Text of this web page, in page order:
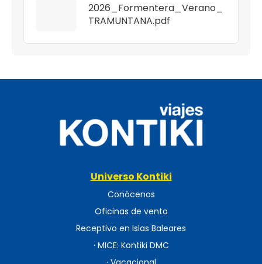
2026_Formentera_Verano_
TRAMUNTANA.pdf
Universo Kontiki
Conócenos
Oficinas de venta
Receptivo en Islas Baleares
· MICE: Kontiki DMC